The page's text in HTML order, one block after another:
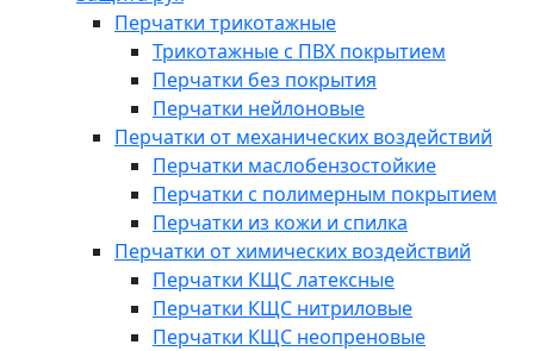
Перчатки трикотажные
Трикотажные с ПВХ покрытием
Перчатки без покрытия
Перчатки нейлоновые
Перчатки от механических воздействий
Перчатки маслобензостойкие
Перчатки с полимерным покрытием
Перчатки из кожи и спилка
Перчатки от химических воздействий
Перчатки КЩС латексные
Перчатки КЩС нитриловые
Перчатки КЩС неопреновые